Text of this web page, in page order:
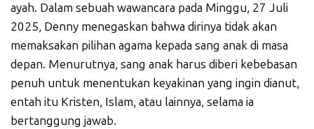
ayah. Dalam sebuah wawancara pada Minggu, 27 Juli
2025, Denny menegaskan bahwa dirinya tidak akan
memaksakan pilihan agama kepada sang anak di masa
depan. Menurutnya, sang anak harus diberi kebebasan
penuh untuk menentukan keyakinan yang ingin dianut,
entah itu Kristen, Islam, atau lainnya, selama ia
bertanggung jawab.